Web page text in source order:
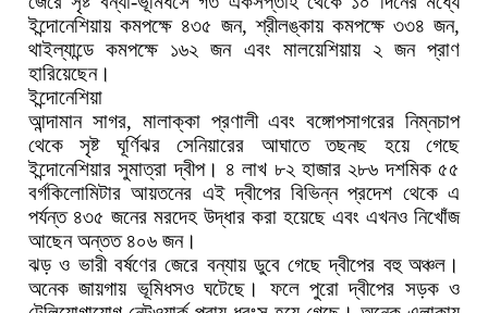
ইন্দোনেশিয়ায় কমপক্ষে ৪৩৫ জন, শ্রীলঙ্কায় কমপক্ষে ৩৩৪ জন,
থাইল্যান্ডে কমপক্ষে ১৬২ জন এবং মালয়েশিয়ায় ২ জন প্রাণ
হারিয়েছেন।
ইন্দোনেশিয়া
আন্দামান সাগর, মালাক্কা প্রণালী এবং বঙ্গোপসাগরের নিম্নচাপ
থেকে সৃষ্ট ঘূর্ণিঝর সেনিয়ারের আঘাতে তছনছ হয়ে গেছে
ইন্দোনেশিয়ার সুমাত্রা দ্বীপ। ৪ লাখ ৮২ হাজার ২৮৬ দশমিক ৫৫
বর্গকিলোমিটার আয়তনের এই দ্বীপের বিভিন্ন প্রদেশ থেকে এ
পর্যন্ত ৪৩৫ জনের মরদেহ উদ্ধার করা হয়েছে এবং এখনও নিখোঁজ
আছেন অন্তত ৪০৬ জন।
ঝড় ও ভারী বর্ষণের জেরে বন্যায় ডুবে গেছে দ্বীপের বহু অঞ্চল।
অনেক জায়গায় ভূমিধসও ঘটেছে। ফলে পুরো দ্বীপের সড়ক ও